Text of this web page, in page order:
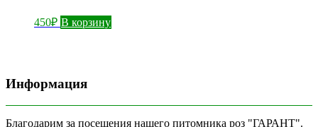
450₽ В корзину
Информация
Благодарим за посещения нашего питомника роз "ГАРАНТ".